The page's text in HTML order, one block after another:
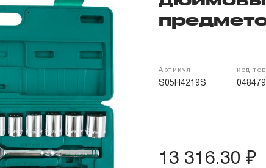
Артикул
S05H4219S
код
048479
13 316.30 ₽